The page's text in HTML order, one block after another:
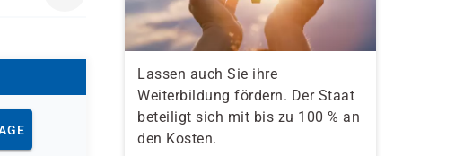
Lassen auch Sie ihre
Weiterbildung fördern. Der Staat
beteiligt sich mit bis zu 100 % an
den Kosten.